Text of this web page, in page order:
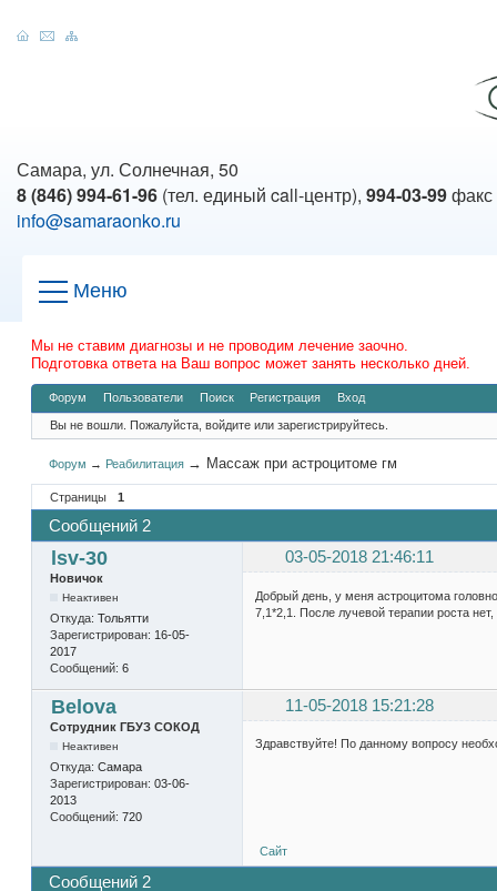
Самара, ул. Солнечная, 50
8 (846) 994-61-96 (тел. единый call-центр), 994-03-99факс
info@samaraonko.ru
Меню
Мы не ставим диагнозы и не проводим лечение заочно.
Подготовка ответа на Ваш вопрос может занять несколько дней.
Форум Пользователи Поиск Регистрация Вход
Вы не вошли. Пожалуйста, войдите или зарегистрируйтесь.
Форум → Реабилитация → Массаж при астроцитоме гм
Страницы 1
Сообщений 2
lsv-30 03-05-2018 21:46:11
Новичок
Неактивен
Откуда: Тольятти
Зарегистрирован: 16-05-
2017
Сообщений: 6
Добрый день, у меня астроцитома
7,1*2,1. После лучевой терапии роста
Belova 11-05-2018 15:21:28
Сотрудник ГБУЗ СОКОД
Неактивен
Откуда: Самара
Зарегистрирован: 03-06-
2013
Сообщений: 720
Здравствуйте! По данному вопросу
Сайт
Сообщений 2